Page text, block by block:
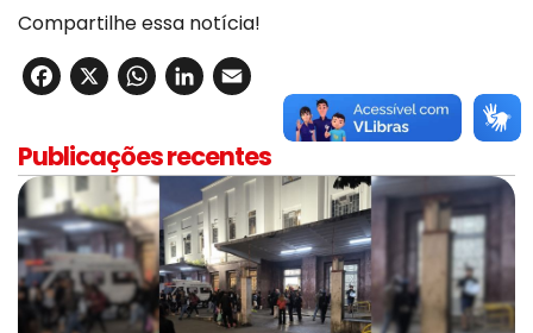
Compartilhe essa notícia!
Facebook
X WhatsApp
LinkedIn
Publicações recentes